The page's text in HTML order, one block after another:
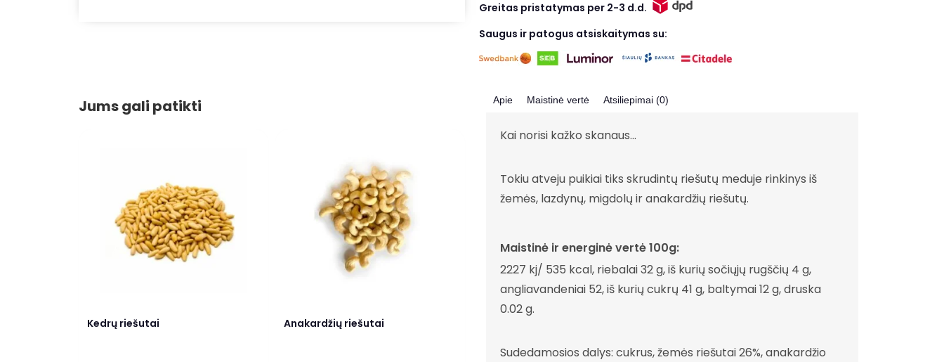
Greitas pristatymas per 2-3 d.d.
Saugus ir patogus atsiskaitymas su:
Jums gali patikti
Kedrų riešutai Anakardžių riešutai
Apie Maistinė vertė Atsiliepimai (0)
Kai norisi kažko skanaus…
Tokiu atveju puikiai tiks skrudintų riešutų meduje rinkinys iš
žemės, lazdynų, migdolų ir anakardžių riešutų.
Maistinė ir energinė vertė 100g:
2227 kj/ 535 kcal, riebalai 32 g, iš kurių sočiųjų rugščių 4 g,
angliavandeniai 52, iš kurių cukrų 41 g, baltymai 12 g, druska
0.02 g.
Sudedamosios dalys: cukrus, žemės riešutai 26%, anakardžio